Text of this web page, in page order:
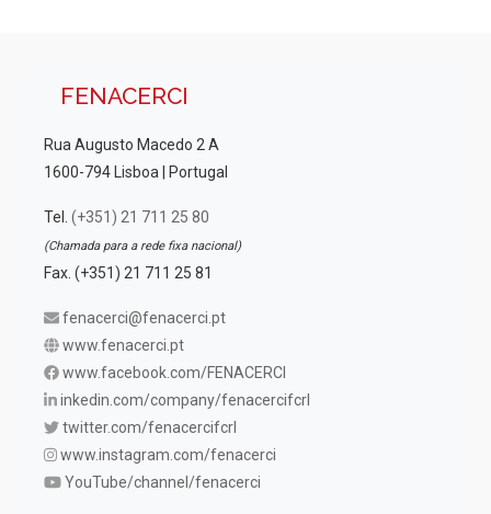
FENACERCI
Rua Augusto Macedo 2 A
1600-794 Lisboa | Portugal
Tel. (+351) 21 711 25 80
(Chamada para a rede fixa nacional)
Fax. (+351) 21 711 25 81
fenacerci@fenacerci.pt
www.fenacerci.pt
www.facebook.com/FENACERCI
inkedin.com/company/fenacercifcrl
twitter.com/fenacercifcrl
www.instagram.com/fenacerci
YouTube/channel/fenacerci